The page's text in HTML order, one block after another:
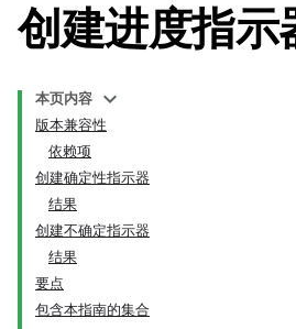
创建进度指示
本页内容
版本兼容性
依赖项
创建确定性指示器
结果
创建不确定指示器
结果
要点
包含本指南的集合